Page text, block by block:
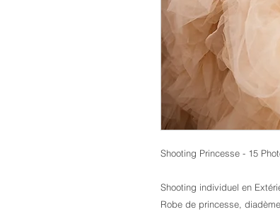
Shooting Princesse - 15
Shooting individuel en
Robe de princesse,